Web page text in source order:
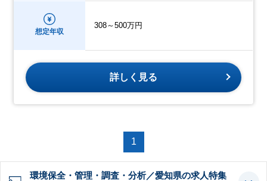
想定年収
308～500万円
詳しく見る
1
環境保全・管理・調査・分析／愛知県の求人特集